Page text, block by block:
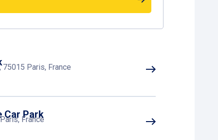
75015 Paris, France
Car Park
France